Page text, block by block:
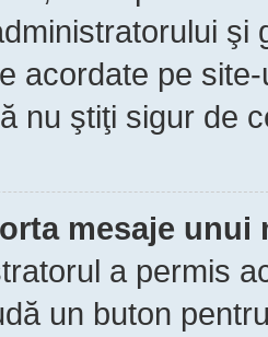
şi
acordate pe
nu ştiţi sigur de
mesaje unui
a permis
un buton